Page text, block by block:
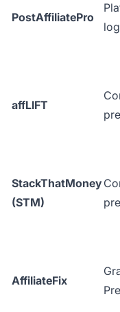
PostAffiliatePro
affLIFT
StackThatMoney
(STM)
AffiliateFix